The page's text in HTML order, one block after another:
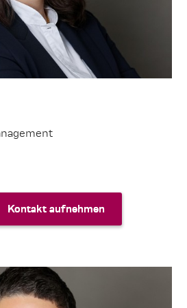
Kontakt aufnehmen
Kontakt aufnehmen